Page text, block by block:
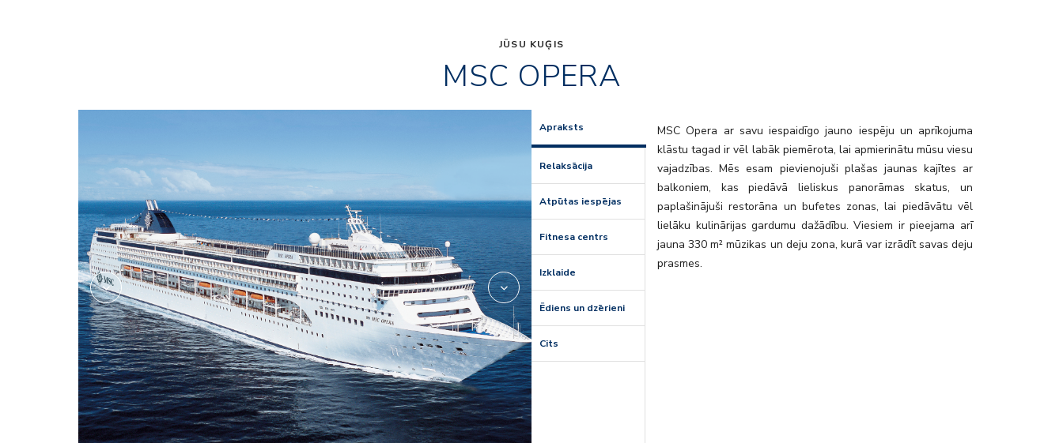
JŪSU KUĢIS
MSC OPERA
Apraksts
Relaksācija
Atpūtas iespējas
Fitnesa centrs
Izklaide
Ēdiens un dzērieni
Cits
MSC Opera ar savu iespaidīgo jauno iespēju un aprīkojuma
klāstu tagad ir vēl labāk piemērota, lai apmierinātu mūsu viesu
vajadzības. Mēs esam pievienojuši plašas jaunas kajītes ar
balkoniem, kas piedāvā lieliskus panorāmas skatus, un
paplašinājuši restorāna un bufetes zonas, lai piedāvātu vēl
lielāku kulinārijas gardumu dažādību. Viesiem ir pieejama arī
jauna 330 m² mūzikas un deju zona, kurā var izrādīt savas deju
prasmes.